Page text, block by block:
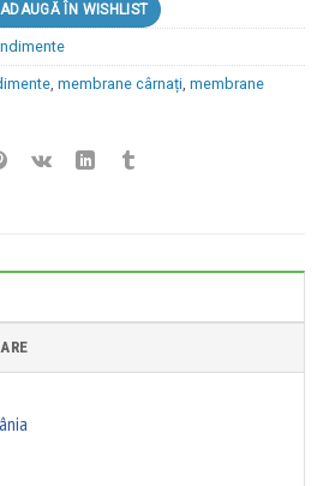
ADAUGĂ ÎN WISHLIST
, membrane cârnați, membrane